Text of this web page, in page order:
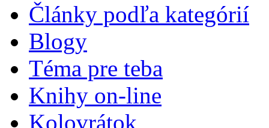
Články podľa kategórií
Blogy
Téma pre teba
Knihy on-line
Kolovrátok